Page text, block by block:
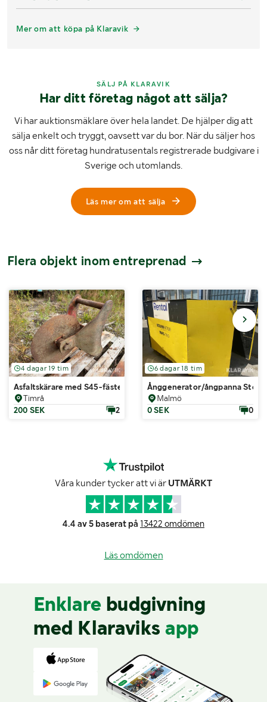
Mer om att köpa på Klaravik
SÄLJ PÅ KLARAVIK
Har ditt företag något att sälja?
Vi har auktionsmäklare över hela landet. De hjälper dig att
sälja enkelt och tryggt, oavsett var du bor. När du säljer hos
oss når ditt företag hundratusentals registrerade budgivare i
Sverige och utomlands.
Läs mer om att sälja
Flera objekt inom entreprenad
4 dagar 19 tim
Asfaltskärare med S45-fäste
Timrå
200 SEK
2
6 dagar 18 tim
Ånggenerator/ångpanna
Malmö
0 SEK
0
Våra kunder tycker att vi är UTMÄRKT
4.4 av 5 baserat på 13422 omdömen
Läs omdömen
Enklare budgivning
med Klaraviks app